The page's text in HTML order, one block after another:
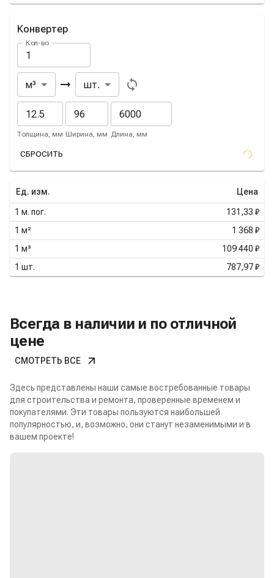
Конвертер
Кол-во
Из
м³
В
шт.
Толщина, мм Ширина, мм Длина, мм
СБРОСИТЬ
Ед. изм. Цена
1 м. пог.
131,33 ₽
1 м²
1 368 ₽
1 м³
109 440 ₽
1 шт. 787,97 ₽
Всегда в наличии и по отличной
цене
СМОТРЕТЬ ВСЕ
Здесь представлены наши самые востребованные товары
для строительства и ремонта, проверенные временем и
покупателями. Эти товары пользуются наибольшей
популярностью, и, возможно, они станут незаменимыми и в
вашем проекте!